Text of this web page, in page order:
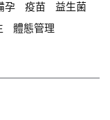
孕 疫苗
益生菌
體態管理